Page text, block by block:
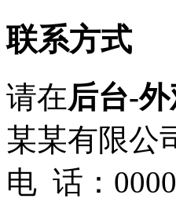
联系方式
请在后台-
某某有限公
电 话：